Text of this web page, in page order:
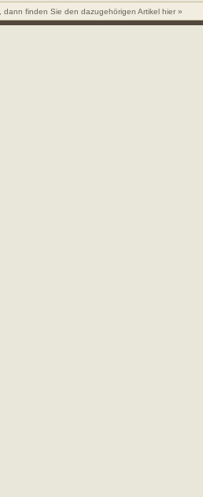
finden Sie den dazugehörigen Artikel hier »